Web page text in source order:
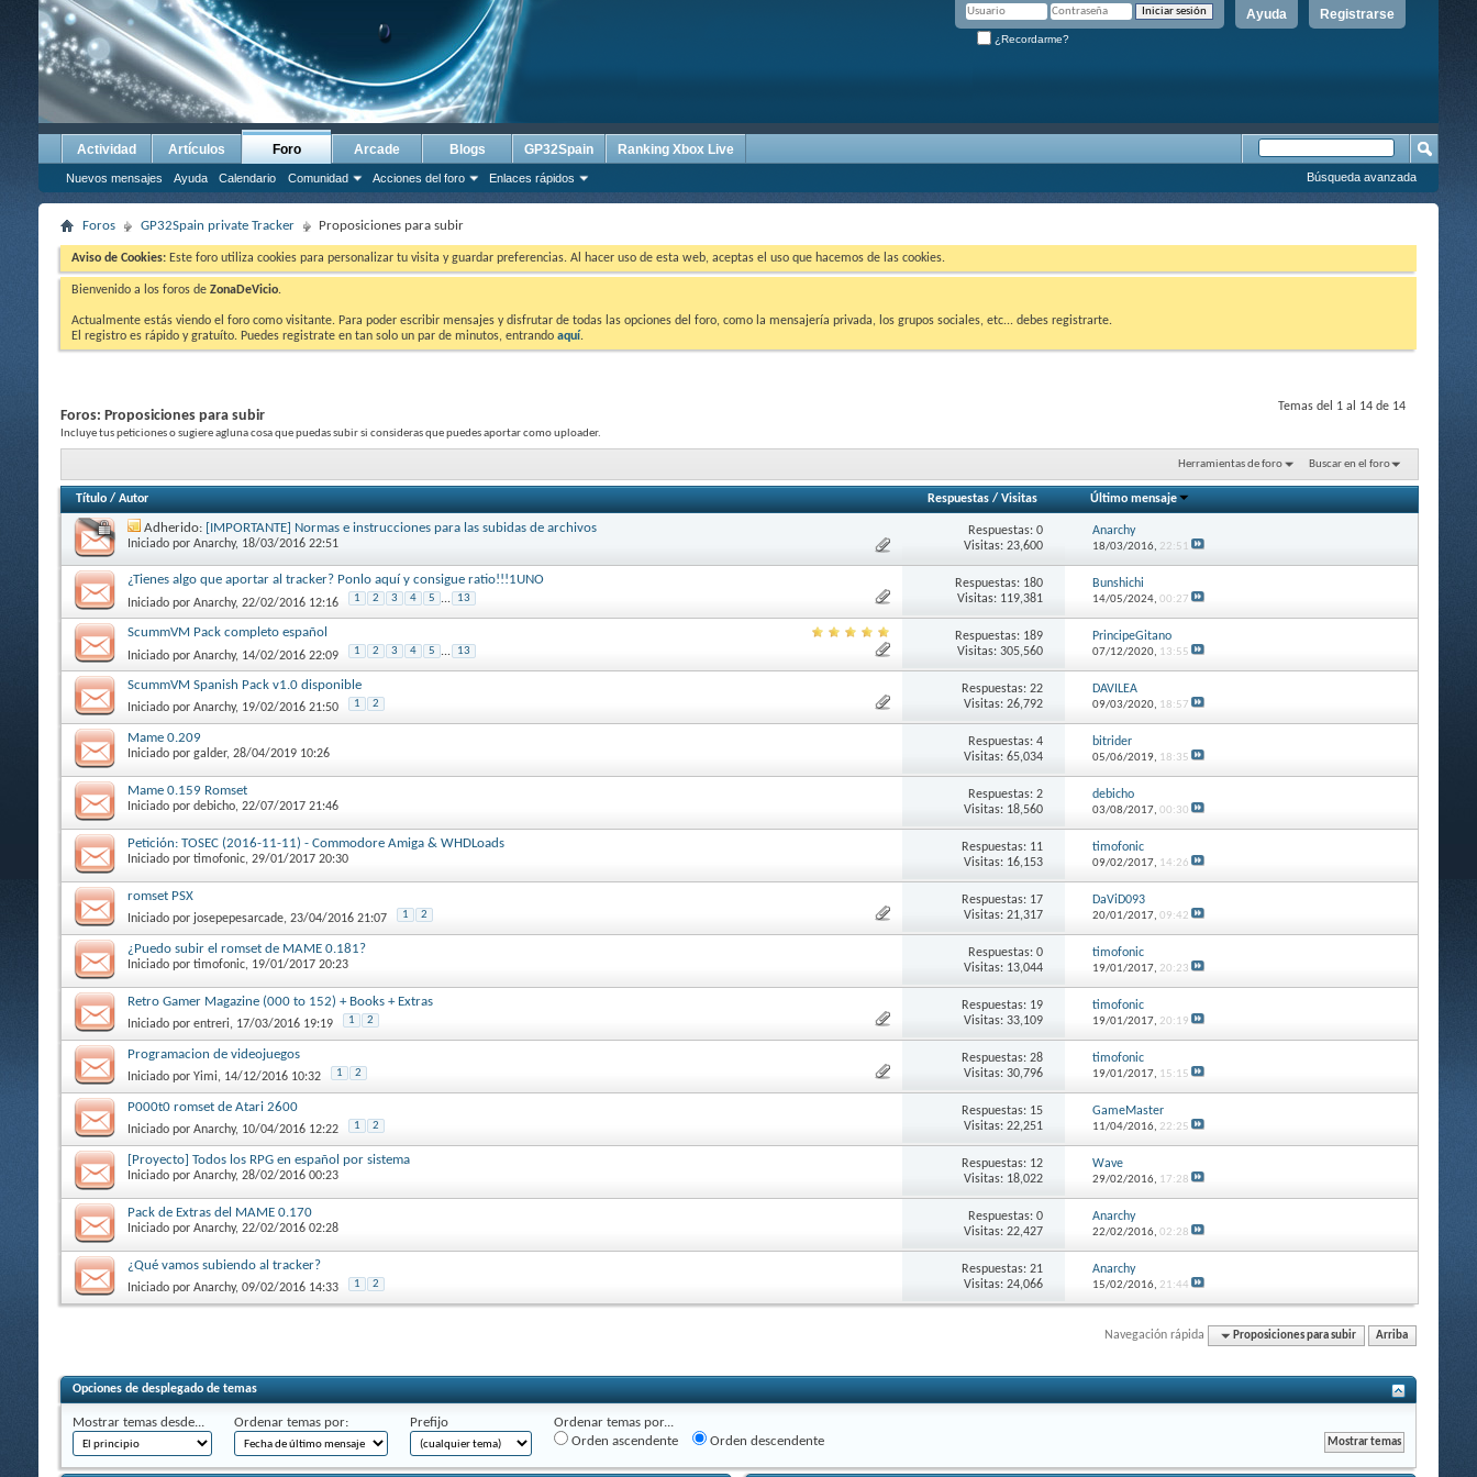
Registrarse
Ayuda
¿Recordarme?
Actividad Artículos Foro
Nuevos mensajes Ayuda Calendario Comunidad Acciones del foro Enlaces rápidos
Arcade Blogs GP32Spain Ranking Xbox Live
Búsqueda avanzada
Foros GP32Spain private Tracker Proposiciones para subir
Aviso de Cookies: Este foro utiliza cookies para personalizar tu visita y guardar preferencias. Al hacer uso de esta web, aceptas el uso que hacemos de las cookies.
Bienvenido a los foros de ZonaDeVicio.
Actualmente estás viendo el foro como visitante. Para poder escribir mensajes y disfrutar de todas las opciones del foro, como la mensajería privada, los grupos sociales, etc... debes registrarte.
El registro es rápido y gratuíto. Puedes registrate en tan solo un par de minutos, entrando aquí.
Temas del 1 al 14 de 14
Foros: Proposiciones para subir
Incluye tus peticiones o sugiere agluna cosa que puedas subir si consideras que puedes aportar como uploader.
Herramientas de foro Buscar en el foro
Título / Autor Respuestas /Visitas Último mensaje
Adherido: [IMPORTANTE] Normas e instrucciones para las subidas de archivos
Iniciado por Anarchy, 18/03/2016 22:51
Respuestas: 0
Visitas: 23,600
Anarchy
18/03/2016, 22:51
¿Tienes algo que aportar al tracker? Ponlo aquí y consigue ratio!!!1UNO
Iniciado por Anarchy, 22/02/2016 12:16 1 2 3 4 5 ... 13
Respuestas: 180
Visitas: 119,381
Bunshichi
14/05/2024, 00:27
ScummVM Pack completo español
Iniciado por Anarchy, 14/02/2016 22:09 1 2 3 4 5 ... 13
Respuestas: 189
Visitas: 305,560
PrincipeGitano
07/12/2020, 13:55
ScummVM Spanish Pack v1.0 disponible
Iniciado por Anarchy, 19/02/2016 21:50 1 2
Respuestas: 22
Visitas: 26,792
DAVILEA
09/03/2020, 18:57
Mame 0.209
Iniciado por galder, 28/04/2019 10:26
Respuestas: 4
Visitas: 65,034
bitrider
05/06/2019, 18:35
Mame 0.159 Romset
Iniciado por debicho, 22/07/2017 21:46
Respuestas: 2
Visitas: 18,560
debicho
03/08/2017, 00:30
Petición: TOSEC (2016-11-11) - Commodore Amiga & WHDLoads
Iniciado por timofonic, 29/01/2017 20:30
Respuestas: 11
Visitas: 16,153
timofonic
09/02/2017, 14:26
romset PSX
Iniciado por josepepesarcade, 23/04/2016 21:07 1 2
Respuestas: 17
Visitas: 21,317
DaViD093
20/01/2017, 09:42
¿Puedo subir el romset de MAME 0.181?
Iniciado por timofonic, 19/01/2017 20:23
Respuestas: 0
Visitas: 13,044
timofonic
19/01/2017, 20:23
Retro Gamer Magazine (000 to 152) + Books + Extras
Iniciado por entreri, 17/03/2016 19:19 1 2
Respuestas: 19
Visitas: 33,109
timofonic
19/01/2017, 20:19
Programacion de videojuegos
Iniciado por Yimi, 14/12/2016 10:32 1 2
Respuestas: 28
Visitas: 30,796
timofonic
19/01/2017, 15:15
P000t0 romset de Atari 2600
Iniciado por Anarchy, 10/04/2016 12:22 1 2
Respuestas: 15
Visitas: 22,251
GameMaster
11/04/2016, 22:25
[Proyecto] Todos los RPG en español por sistema
Iniciado por Anarchy, 28/02/2016 00:23
Respuestas: 12
Visitas: 18,022
Wave
29/02/2016, 17:28
Pack de Extras del MAME 0.170
Iniciado por Anarchy, 22/02/2016 02:28
Respuestas: 0
Visitas: 22,427
Anarchy
22/02/2016, 02:28
¿Qué vamos subiendo al tracker?
Iniciado por Anarchy, 09/02/2016 14:33 1 2
Respuestas: 21
Visitas: 24,066
Anarchy
15/02/2016, 21:44
Navegación rápida Proposiciones para subir Arriba
Opciones de desplegado de temas
Mostrar temas desde... Ordenar temas por: Prefijo
Ordenar temas por...
Orden ascendente
Orden descendente